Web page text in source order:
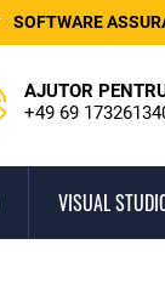
SOFTWARE
AJUTOR
+49 69
VISUAL